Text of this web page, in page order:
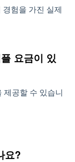
험을 가진 실제
요금이 있
공할 수 있습니
요?